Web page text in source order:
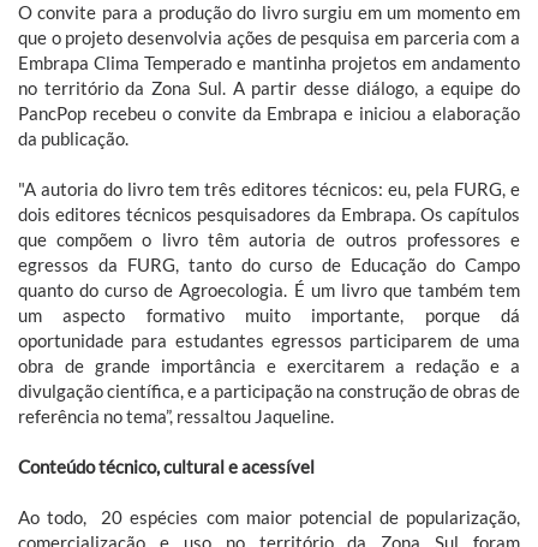
O convite para a produção do livro surgiu em um momento em
que o projeto desenvolvia ações de pesquisa em parceria com a
Embrapa Clima Temperado e mantinha projetos em andamento
no território da Zona Sul. A partir desse diálogo, a equipe do
PancPop recebeu o convite da Embrapa e iniciou a elaboração
da publicação.
"A autoria do livro tem três editores técnicos: eu, pela FURG, e
dois editores técnicos pesquisadores da Embrapa. Os capítulos
que compõem o livro têm autoria de outros professores e
egressos da FURG, tanto do curso de Educação do Campo
quanto do curso de Agroecologia. É um livro que também tem
um aspecto formativo muito importante, porque dá
oportunidade para estudantes egressos participarem de uma
obra de grande importância e exercitarem a redação e a
divulgação científica, e a participação na construção de obras de
referência no tema”, ressaltou Jaqueline.
Conteúdo técnico, cultural e acessível
Ao todo, 20 espécies com maior potencial de popularização,
comercialização e uso no território da Zona Sul foram